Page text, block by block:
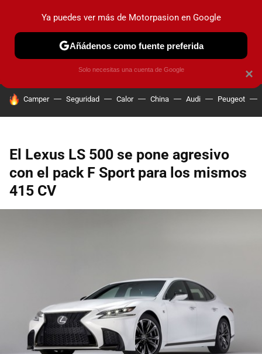
PRUEBAS COCHES ELÉCTRICOS OBSERVATORIO
HOY SE HABLA DE
Camper Seguridad Calor China Audi Peugeot
El Lexus LS 500 se pone agresivo
con el pack F Sport para los mismos
415 CV
×
Ya puedes ver más de Motorpasion en Google
Añádenos como fuente preferida
Solo necesitas una cuenta de Google